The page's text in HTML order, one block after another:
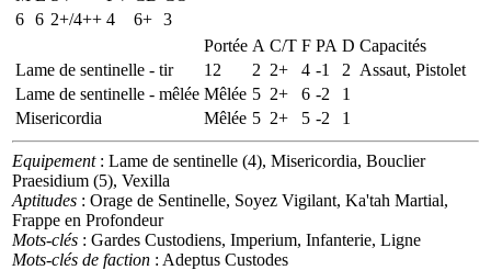
6 6 2+/4++ 4 6+ 3
Portée A C/T F PA D Capacités
Lame de sentinelle - tir
12 2 2+ 4 -1 2 Assaut, Pistolet
Lame de sentinelle - mêlée Mêlée 5 2+ 6 -2
1
Misericordia
Mêlée 5 2+ 5 -2 1
Equipement: Lame de sentinelle (4), Misericordia, Bouclier
Praesidium (5), Vexilla
Aptitudes : Orage de Sentinelle, Soyez Vigilant, Ka'tah Martial,
Frappe en Profondeur
Mots-clés : Gardes Custodiens, Imperium, Infanterie, Ligne
Mots-clés de faction : Adeptus Custodes